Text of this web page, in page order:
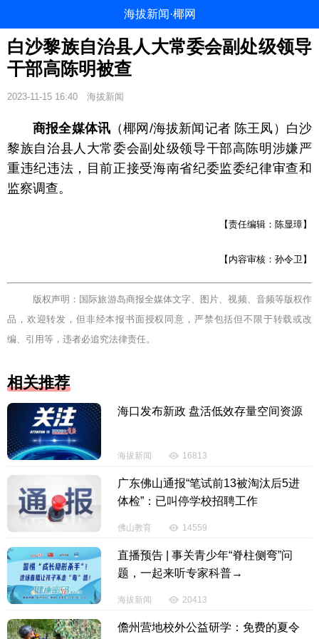
海拔新闻·椰网
白沙黎族自治县人大常委会副处级领导
干部高陈明被查
2023-11-15 16:40 海拔新闻
商报全媒体讯 （椰网/海拔新闻记者 陈王凤）白沙
黎族自治县人大常委会副处级领导干部高陈明涉嫌严
重违纪违法，目前正接受海南省纪委监委纪律审查和
监察调查。
【责任编辑：陈显璋】
【内容审核：孙令卫】
版权声明：国际旅游岛商报全媒体文字、图片、视频、音频等版权作
品，欢迎转发，但非经本报书面授权同意，严禁包括但不限于转载或改
编、引用等，违者必追究法律责任。
相关推荐
海口发布新政 盘活低效存量空间资源
海拔新闻 16813
广东佛山通报“笔试前13被淘汰后5进
体检”：已叫停学校招聘工作
佛山教育 14559
直播预告 | 事关青少年“脊柱侧弯”问
题，一起来听专家科普→
海拔新闻 20413
儋州营地校外公益研学：免费的夏令